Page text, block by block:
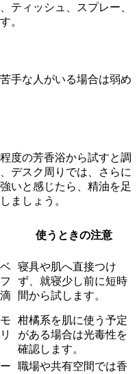
ティッシュ、スプレー、
。
手な人がいる場合は弱め
度の芳香浴から試すと調
デスク周りでは、さらに
いと感じたら、精油を足
ましょう。
使うときの注意
寝具や肌へ直接つけ
ず、就寝少し前に短時
間から試します。
柑橘系を肌に使う予定
がある場合は光毒性を
確認します。
職場や共有空間では香